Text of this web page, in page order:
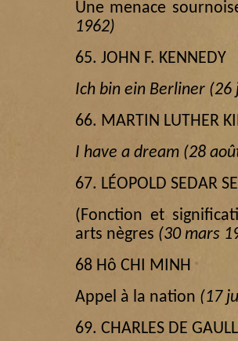
Une menace
1962)
65. JOHN F. KENNEDY
Ich bin ein Berliner (26
66. MARTIN LUTHER
I have a dream (28
67. LÉOPOLD SEDAR
(Fonction et
arts nègres (30 mars
68 Hô CHI MINH
Appel à la nation (17
69. CHARLES DE